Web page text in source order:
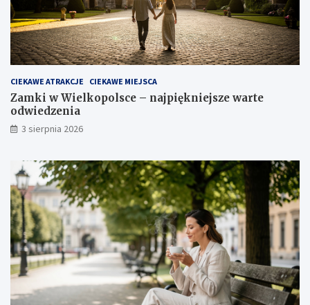
CIEKAWE ATRAKCJE CIEKAWE MIEJSCA
Zamki w Wielkopolsce – najpiękniejsze warte
odwiedzenia
3 sierpnia 2026